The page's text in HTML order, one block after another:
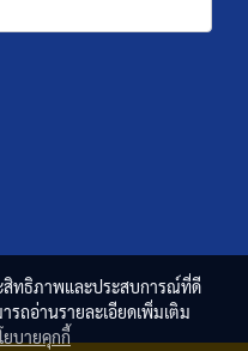
สิทธิภาพและประสบการณ์ที่ดี
รถอ่านรายละเอียดเพิ่มเติม
ยบายคุกกี้